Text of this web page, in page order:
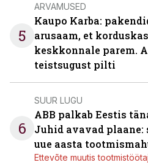
5
ARVAMUSED
Kaupo Karba:
arusaam, et
keskkonnale parem.
teistsugust pilti
6
SUUR LUGU
ABB palkab Eestis
Juhid avavad plaane:
uue aasta
Ettevõte muutis